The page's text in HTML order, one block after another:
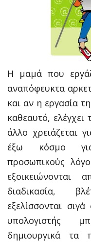
Η μαμά που
αναπόφευκτα
και αν η εργασία
καθεαυτό,
άλλο χρειάζεται
έξω κόσμο για
προσωπικούς
διαδικασία,
εξελίσσονται
υπολογιστής
δημιουργικά τα